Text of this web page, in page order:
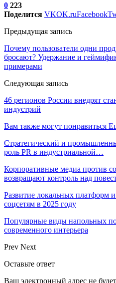
0 223
Поделится VKOK.ruFacebook
Предыдущая запись
Почему пользователи одни
бросают? Удержание и
примерами
Следующая запись
46 регионов России внедрят
индустрий
Вам также могут понравиться
Стратегический и
роль PR в индустриальной…
Корпоративные медиа против
возвращают контроль над
Развитие локальных платформ
соцсетям в 2025 году
Популярные виды напольных
современного интерьера
Prev Next
Оставьте ответ
Ваш электронный адрес не